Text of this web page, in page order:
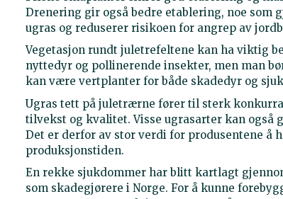
Drenering gir også bedre etablering, noe
ugras og reduserer risikoen for angrep av
Vegetasjon rundt juletrefeltene kan ha viktig
nyttedyr og pollinerende insekter, men man
kan være vertplanter for både skadedyr og
Ugras tett på juletrærne fører til sterk
tilvekst og kvalitet. Visse ugrasarter kan
Det er derfor av stor verdi for produsentene å
produksjonstiden.
En rekke sjukdommer har blitt kartlagt
som skadegjørere i Norge. For å kunne